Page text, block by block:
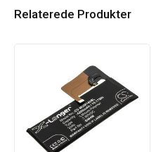
Relaterede Produkter